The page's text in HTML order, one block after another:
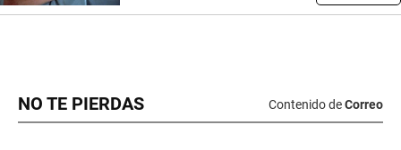
NO TE PIERDAS Contenido deCorreo